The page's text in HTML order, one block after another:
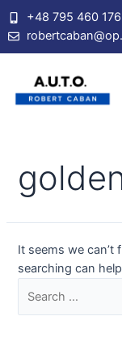
+48 795 460 176
It seems we can’t
searching can